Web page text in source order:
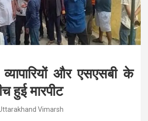
और एसएसबी के
हुई मारपीट
Vimarsh